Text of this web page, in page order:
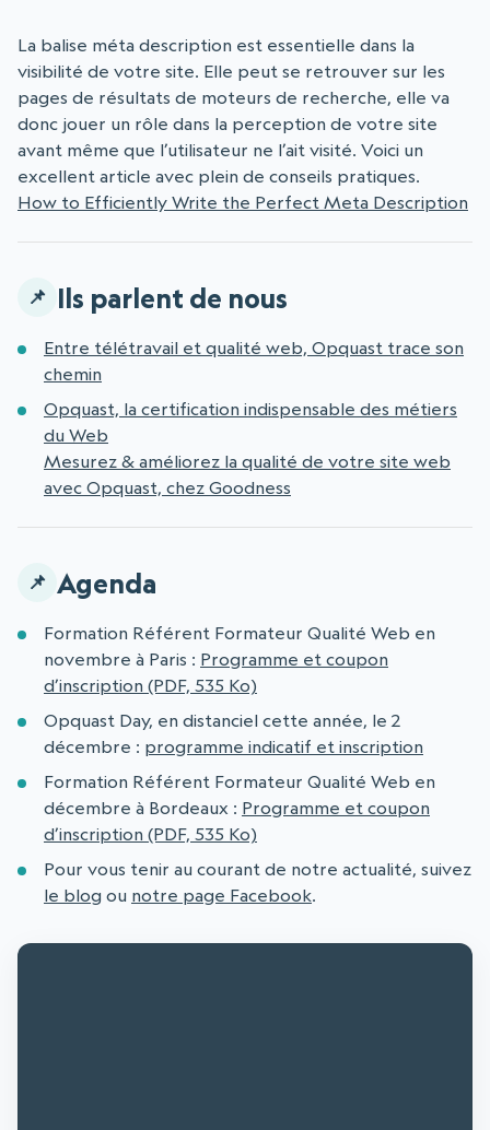
La balise méta description est essentielle dans la
visibilité de votre site. Elle peut se retrouver sur les
pages de résultats de moteurs de recherche, elle va
donc jouer un rôle dans la perception de votre site
avant même que l’utilisateur ne l’ait visité. Voici un
excellent article avec plein de conseils pratiques.
How to Efficiently Write the Perfect Meta Description
Ils parlent de nous
Entre télétravail et qualité web, Opquast trace son
chemin
Opquast, la certification indispensable des métiers
du Web
Mesurez & améliorez la qualité de votre site web
avec Opquast, chez Goodness
Agenda
Formation Référent Formateur Qualité Web en
novembre à Paris : Programme et coupon
d’inscription (PDF, 535 Ko)
Opquast Day, en distanciel cette année, le 2
décembre : programme indicatif et inscription
Formation Référent Formateur Qualité Web en
décembre à Bordeaux : Programme et coupon
d’inscription (PDF, 535 Ko)
Pour vous tenir au courant de notre actualité, suivez
le blog ou notre page Facebook.